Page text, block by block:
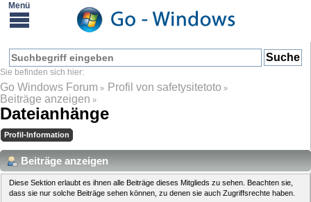
Go Windows Forum » Profil von safetysitetoto »
Beiträge anzeigen »
Dateianhänge
Profil-Information
Beiträge anzeigen
Diese Sektion erlaubt es ihnen alle Beiträge dieses Mitglieds zu sehen. Beachten sie,
dass sie nur solche Beiträge sehen können, zu denen sie auch Zugriffsrechte haben.